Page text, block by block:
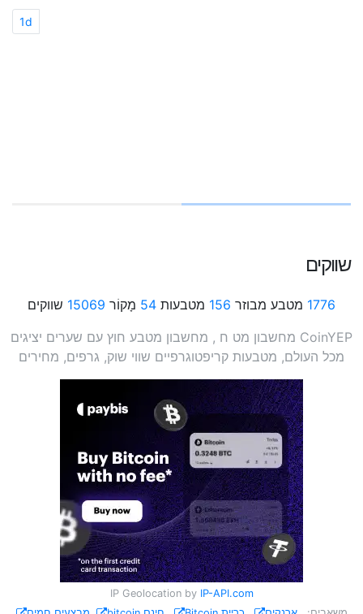
1d
שווקים
1776 מטבע מבוזר 156 מטבעות 54 מָקוֹר 15069 שווקים
CoinYEP מחשבון מט ח , מחשבון מטבע חוץ עם שערים יציגים
מכל העולם, מטבעות קריפטוגרפיים שווי שוק, גרפים, מחירים
IP Geolocation by IP-API.com